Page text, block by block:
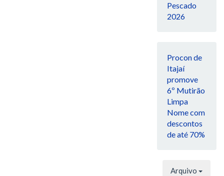
Pescado
2026
Procon de
Itajaí
promove
6º Mutirão
Limpa
Nome com
descontos
de até 70%
Arquivo